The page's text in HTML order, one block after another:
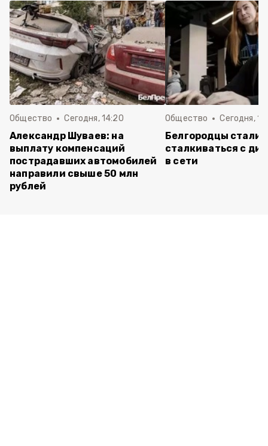
Общество Сегодня, 14:20
Александр Шуваев: на
выплату компенсаций
пострадавших автомобилей
направили свыше 50 млн
рублей
Общество Сегодня,
Белгородцы стали
сталкиваться с
в сети